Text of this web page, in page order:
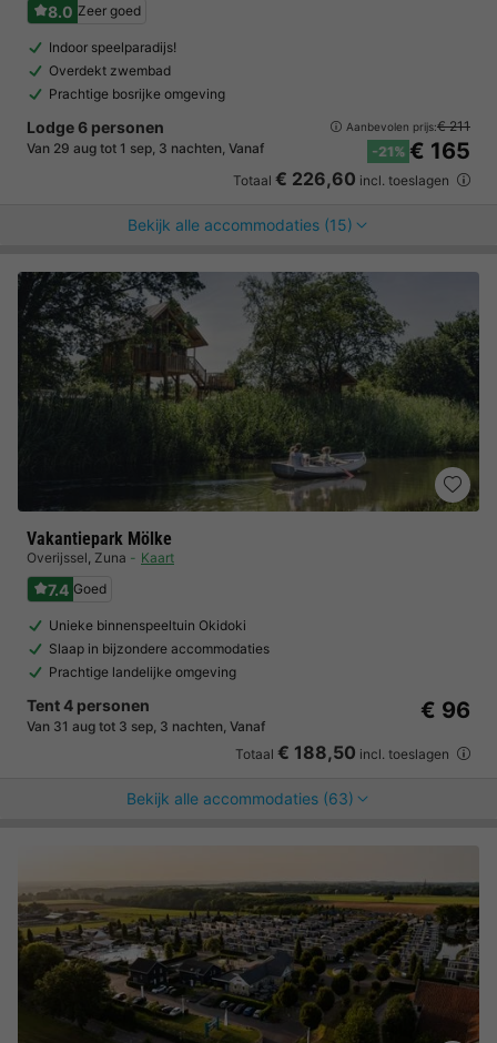
8.0 Zeer goed
Indoor speelparadijs!
Overdekt zwembad
Prachtige bosrijke omgeving
Lodge 6 personen
Van 29 aug tot 1 sep, 3 nachten, Vanaf
Aanbevolen prijs:€ 211
-21% € 165
Totaal € 226,60 incl. toeslagen
Bekijk alle accommodaties (15)
Vakantiepark Mölke
Overijssel, Zuna Kaart
7.4 Goed
Unieke binnenspeeltuin Okidoki
Slaap in bijzondere accommodaties
Prachtige landelijke omgeving
Tent 4 personen
Van 31 aug tot 3 sep, 3 nachten, Vanaf
€ 96
Totaal € 188,50 incl. toeslagen
Bekijk alle accommodaties (63)